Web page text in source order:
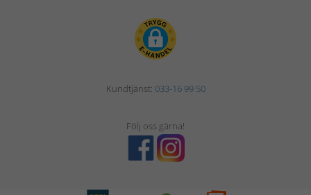
Kundtjänst: 033-16 99 50
Följ oss gärna!